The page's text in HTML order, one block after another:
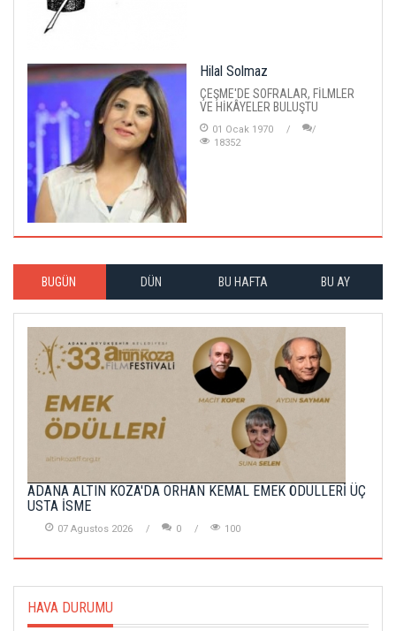
Hilal Solmaz
ÇEŞME'DE SOFRALAR, FİLMLER
VE HİKÂYELER BULUŞTU
01 Ocak 1970
18352
BUGÜN DÜN BU HAFTA BU AY
ADANA ALTIN KOZA'DA ORHAN KEMAL EMEK ÖDÜLLERİ ÜÇ
USTA İSME
07 Agustos 2026 0 100
HAVA DURUMU